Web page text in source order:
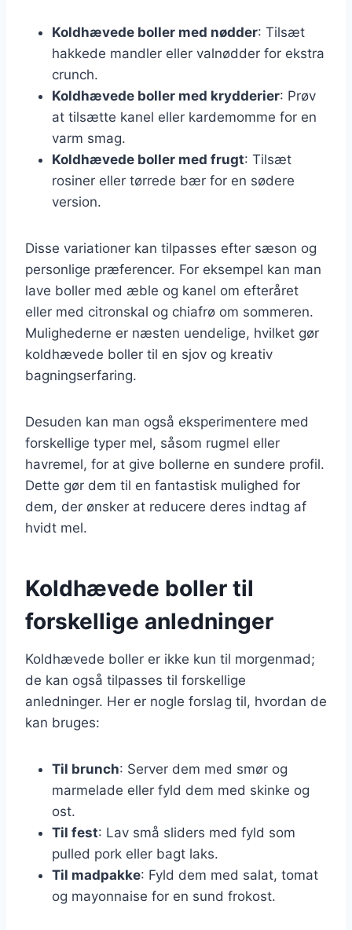
Koldhævede boller med nødder: Tilsæt
hakkede mandler eller valnødder for ekstra
crunch.
Koldhævede boller med krydderier: Prøv
at tilsætte kanel eller kardemomme for en
varm smag.
Koldhævede boller med frugt: Tilsæt
rosiner eller tørrede bær for en sødere
version.
Disse variationer kan tilpasses efter sæson og
personlige præferencer. For eksempel kan man
lave boller med æble og kanel om efteråret
eller med citronskal og chiafrø om sommeren.
Mulighederne er næsten uendelige, hvilket gør
koldhævede boller til en sjov og kreativ
bagningserfaring.
Desuden kan man også eksperimentere med
forskellige typer mel, såsom rugmel eller
havremel, for at give bollerne en sundere profil.
Dette gør dem til en fantastisk mulighed for
dem, der ønsker at reducere deres indtag af
hvidt mel.
Koldhævede boller til
forskellige anledninger
Koldhævede boller er ikke kun til morgenmad;
de kan også tilpasses til forskellige
anledninger. Her er nogle forslag til, hvordan de
kan bruges:
Til brunch: Server dem med smør og
marmelade eller fyld dem med skinke og
ost.
Til fest: Lav små sliders med fyld som
pulled pork eller bagt laks.
Til madpakke: Fyld dem med salat, tomat
og mayonnaise for en sund frokost.